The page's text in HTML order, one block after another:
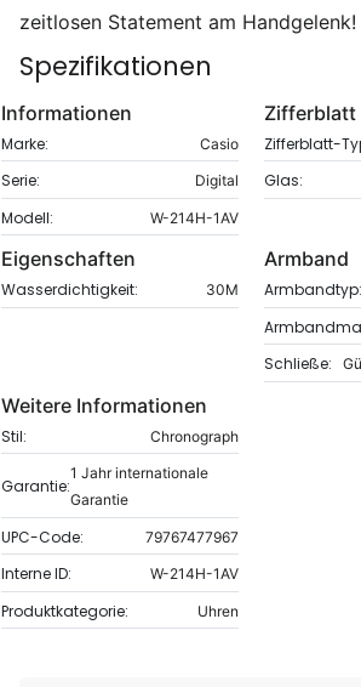
zeitlosen Statement am Handgelenk!
Spezifikationen
Informationen
Marke: Casio
Serie: Digital
Modell: W-214H-1AV
Zifferblatt
Zifferblatt-
Glas:
Eigenschaften
Wasserdichtigkeit: 30M
Armband
Armbandtyp:
Schließe:
Weitere Informationen
Stil: Chronograph
Garantie:
1 Jahr internationale
Garantie
UPC-Code: 79767477967
Interne ID: W-214H-1AV
Produktkategorie: Uhren